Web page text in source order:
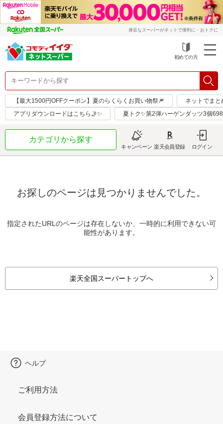
身近なスーパーがネットで便利に・おトクに
初めての方
【最大1500円OFFクーポン】夏のらくらくお買い物祭🎆
ネットでまと
アプリダウンロードはこちら🤳✨
夏トク✨第2弾ハーゲンダッツ3個
カテゴリから探す
キャンペーン 楽天会員登録 ログイン
お探しのページは見つかりませんでした。
指定されたURLのページは存在しないか、一時的に利用できない可
能性があります。
楽天全国スーパートップへ
ヘルプ
ご利用方法
会員登録方法について